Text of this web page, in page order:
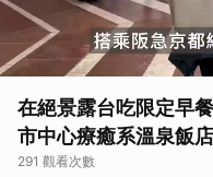
在絕景露台吃限定早
市中心療癒系溫泉飯
291 觀看次數